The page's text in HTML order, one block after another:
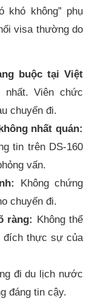
khó không” phụ
visa thường do
buộc tại Việt
Viên chức
chuyến đi.
nhất quán:
tin trên DS-160
vấn.
Không chứng
chuyến đi.
ràng:
Không thể
đích thực sự của
đi du lịch nước
đáng tin cậy.